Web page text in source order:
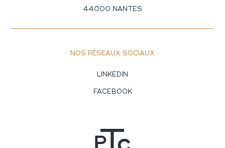
44000 NANTES
NOS RÉSEAUX SOCIAUX
LINKEDIN
FACEBOOK